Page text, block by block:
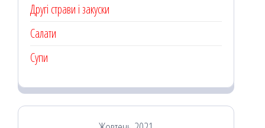
Другі страви і закуски
Салати
Супи